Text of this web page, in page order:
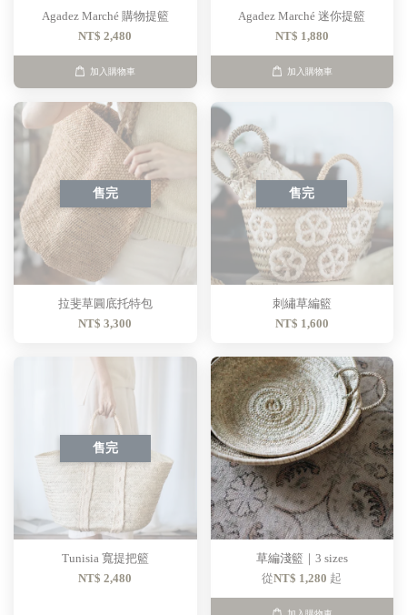
Agadez Marché 購物提籃
NT$ 2,480
加入購物車
Agadez Marché 迷你提籃
NT$ 1,880
加入購物車
售完
拉斐草圓底托特包
NT$ 3,300
售完
刺繡草編籃
NT$ 1,600
售完
Tunisia 寬提把籃
NT$ 2,480
草編淺籃｜3 sizes
從NT$ 1,280 起